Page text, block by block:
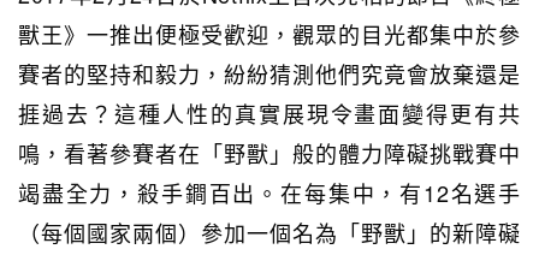
獸王》一推出便極受歡迎，觀眾的目光都集中於參
賽者的堅持和毅力，紛紛猜測他們究竟會放棄還是
捱過去？這種人性的真實展現令畫面變得更有共
鳴，看著參賽者在「野獸」般的體力障礙挑戰賽中
竭盡全力，殺手鐧百出。在每集中，有12名選手
（每個國家兩個）參加一個名為「野獸」的新障礙